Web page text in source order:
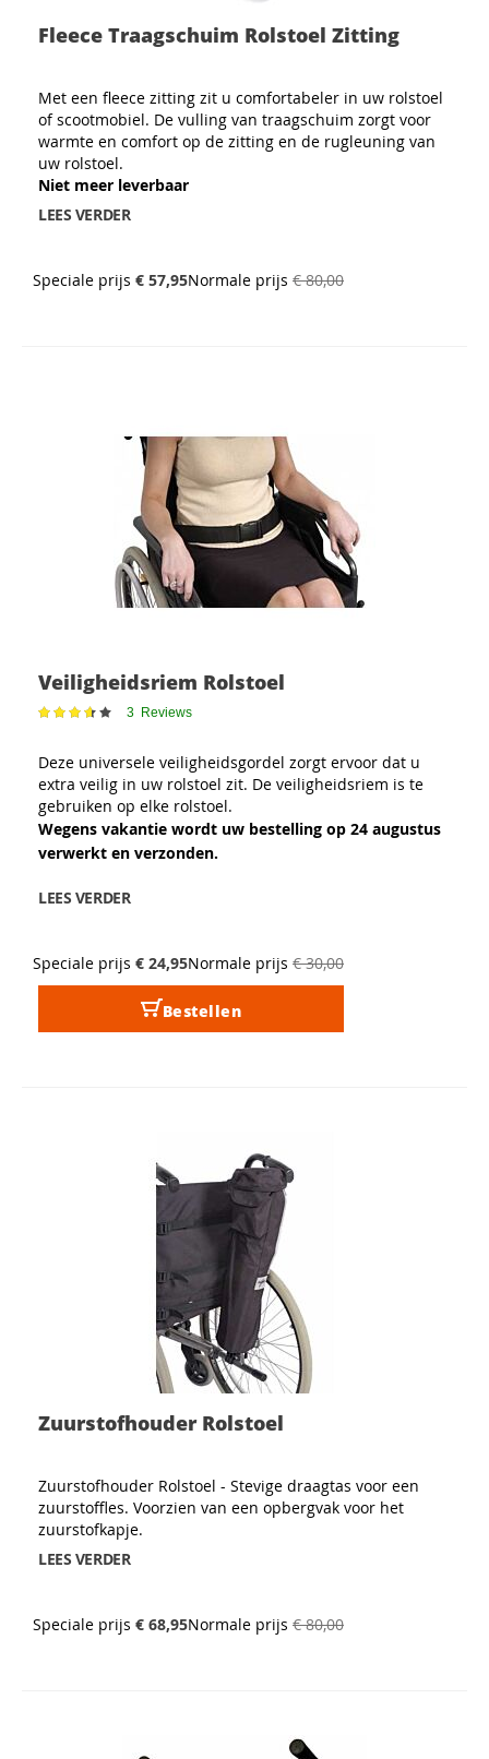
Fleece Traagschuim Rolstoel Zitting
Met een fleece zitting zit u comfortabeler in uw rolstoel
of scootmobiel. De vulling van traagschuim zorgt voor
warmte en comfort op de zitting en de rugleuning van
uw rolstoel.
Niet meer leverbaar
LEES VERDER
Speciale prijs € 57,95Normale prijs € 80,00
Veiligheidsriem Rolstoel
Waardering:3 Reviews
Deze universele veiligheidsgordel zorgt ervoor dat u
extra veilig in uw rolstoel zit. De veiligheidsriem is te
gebruiken op elke rolstoel.
Wegens vakantie wordt uw bestelling op 24 augustus
verwerkt en verzonden.
LEES VERDER
Speciale prijs € 24,95Normale prijs € 30,00
Bestellen
Zuurstofhouder Rolstoel
Zuurstofhouder Rolstoel - Stevige draagtas voor een
zuurstoffles. Voorzien van een opbergvak voor het
zuurstofkapje.
LEES VERDER
Speciale prijs € 68,95Normale prijs € 80,00